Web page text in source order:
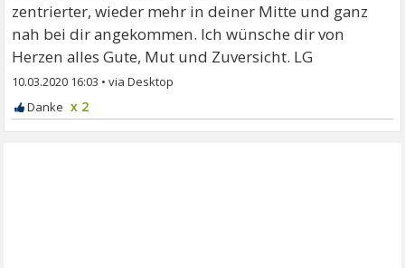
zentrierter, wieder mehr in deiner Mitte und ganz
nah bei dir angekommen. Ich wünsche dir von
Herzen alles Gute, Mut und Zuversicht. LG
10.03.2020 16:03 •
x 2